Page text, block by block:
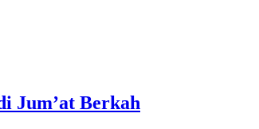
Jum’at Berkah